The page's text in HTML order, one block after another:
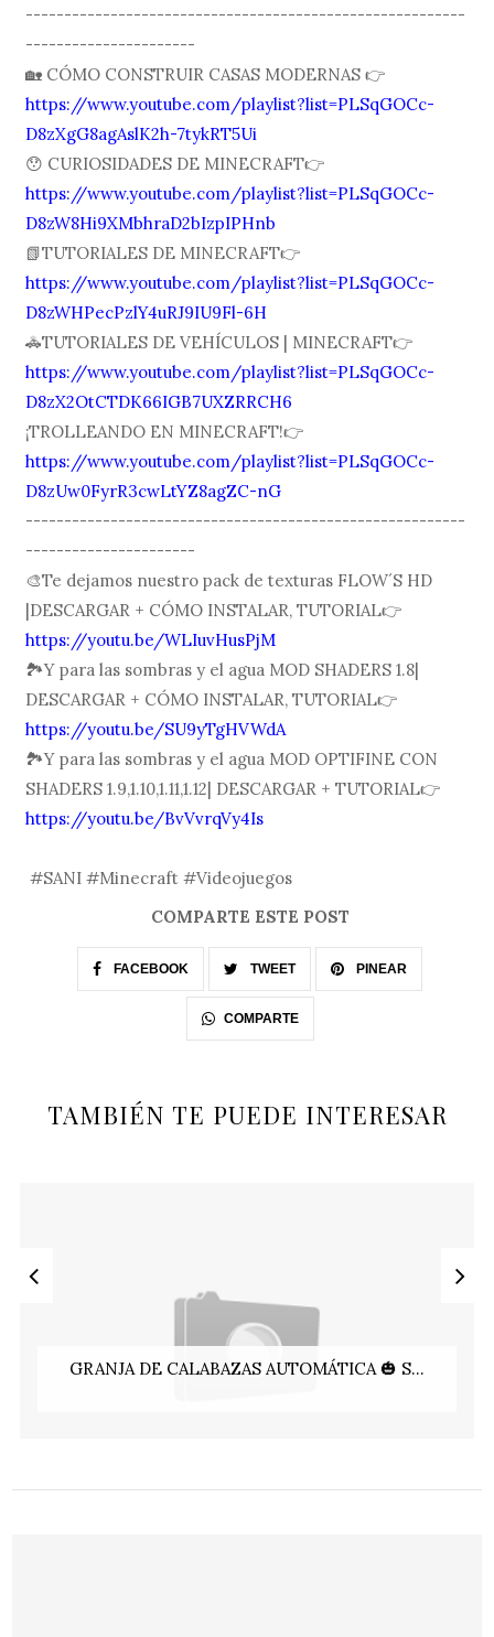
---------------------------------------------------------
----------------------
🏡 CÓMO CONSTRUIR CASAS MODERNAS 👉
https://www.youtube.com/playlist?list=PLSqGOCc-
D8zXgG8agAslK2h-7tykRT5Ui
😯 CURIOSIDADES DE MINECRAFT👉
https://www.youtube.com/playlist?list=PLSqGOCc-
D8zW8Hi9XMbhraD2bIzpIPHnb
📗TUTORIALES DE MINECRAFT👉
https://www.youtube.com/playlist?list=PLSqGOCc-
D8zWHPecPzlY4uRJ9IU9Fl-6H
🚓TUTORIALES DE VEHÍCULOS | MINECRAFT👉
https://www.youtube.com/playlist?list=PLSqGOCc-
D8zX2OtCTDK66IGB7UXZRRCH6
¡TROLLEANDO EN MINECRAFT!👉
https://www.youtube.com/playlist?list=PLSqGOCc-
D8zUw0FyrR3cwLtYZ8agZC-nG
---------------------------------------------------------
----------------------
🎨Te dejamos nuestro pack de texturas FLOW´S HD
|DESCARGAR + CÓMO INSTALAR, TUTORIAL👉
https://youtu.be/WLIuvHusPjM
🏞Y para las sombras y el agua MOD SHADERS 1.8|
DESCARGAR + CÓMO INSTALAR, TUTORIAL👉
https://youtu.be/SU9yTgHVWdA
🏞Y para las sombras y el agua MOD OPTIFINE CON
SHADERS 1.9,1.10,1.11,1.12| DESCARGAR + TUTORIAL👉
https://youtu.be/BvVvrqVy4Is
#SANI #Minecraft #Videojuegos
COMPARTE ESTE POST
FACEBOOK TWEET PINEAR
COMPARTE
TAMBIÉN TE PUEDE INTERESAR
GRANJA DE CALABAZAS AUTOMÁTICA 🎃 S...